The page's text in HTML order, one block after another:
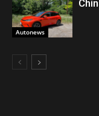
Autonews